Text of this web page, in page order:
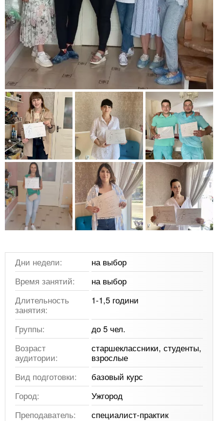
Дни недели:
на выбор
Время занятий:
на выбор
Длительность
занятия:
1-1,5 години
Группы:
до 5 чел.
Возраст
аудитории:
старшеклассники, студенты,
взрослые
Вид подготовки:
базовый курс
Город:
Ужгород
Преподаватель:
специалист-практик